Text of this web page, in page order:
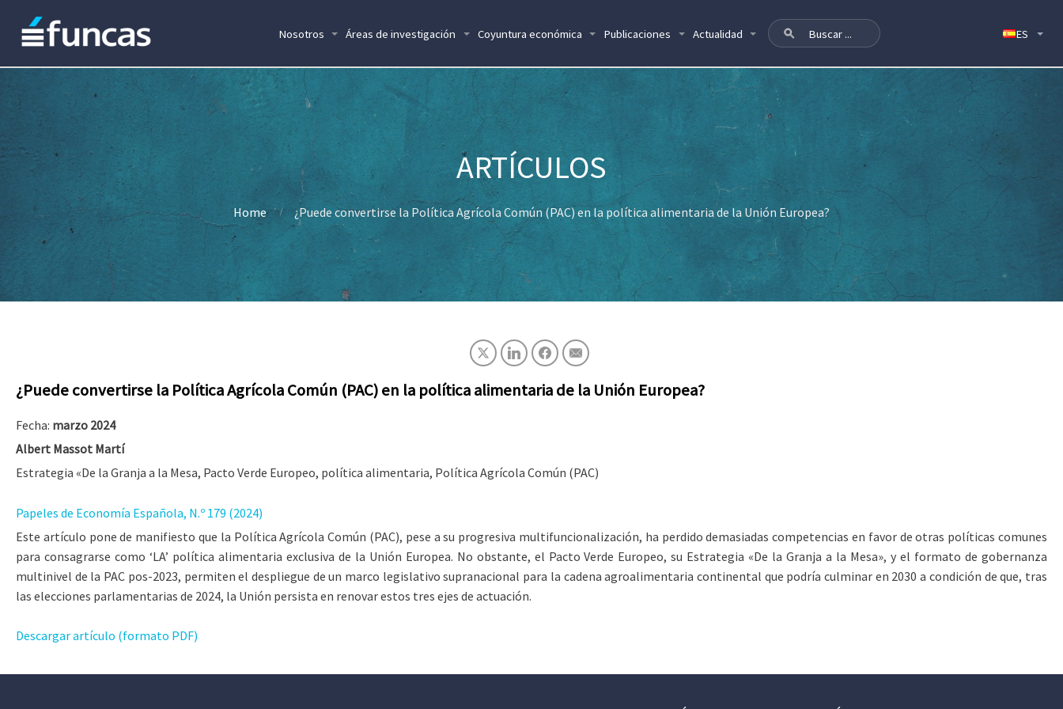
Nosotros Áreas de investigación Coyuntura económica Publicaciones Actualidad
Home ¿Puede convertirse la Política Agrícola Común (PAC) en la política alimentaria de la Unión Europea?
¿Puede convertirse la Política Agrícola Común (PAC) en la política alimentaria de la Unión Europea?
Fecha: marzo 2024
Albert Massot Martí
Estrategia «De la Granja a la Mesa, Pacto Verde Europeo, política alimentaria, Política Agrícola Común (PAC)
Papeles de Economía Española, N.º 179 (2024)
Este artículo pone de manifiesto que la Política Agrícola Común (PAC), pese a su progresiva multifuncionalización, ha perdido demasiadas competencias en favor de otras políticas comunes
para consagrarse como ‘LA’ política alimentaria exclusiva de la Unión Europea. No obstante, el Pacto Verde Europeo, su Estrategia «De la Granja a la Mesa», y el formato de gobernanza
multinivel de la PAC pos-2023, permiten el despliegue de un marco legislativo supranacional para la cadena agroalimentaria continental que podría culminar en 2030 a condición de que, tras
las elecciones parlamentarias de 2024, la Unión persista en renovar estos tres ejes de actuación.
Descargar artículo (formato PDF)